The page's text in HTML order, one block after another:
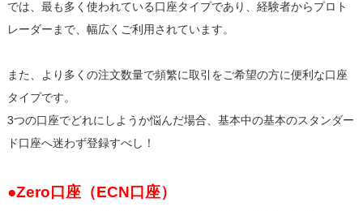
では、最も多く使われている口座タイプであり、経験者からプロト
レーダーまで、幅広くご利用されています。
また、より多くの注文数量で頻繁に取引をご希望の方に便利な口座
タイプです。
3つの口座でどれにしようか悩んだ場合、基本中の基本のスタンダー
ド口座へ迷わず登録すべし！
●Zero口座（ECN口座）